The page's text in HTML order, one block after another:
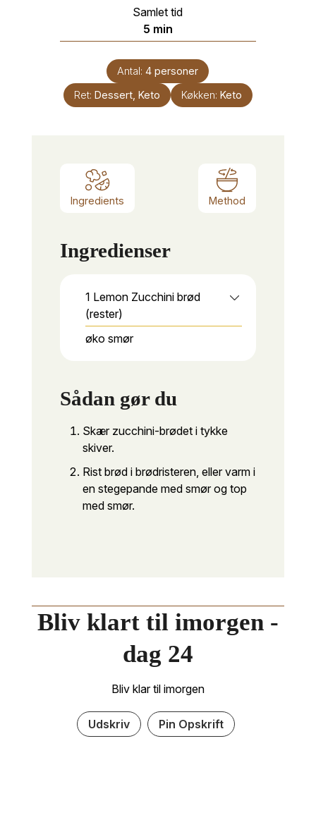
Samlet tid
5minutter
min
Antal:4 personer
Ret: Dessert, Keto Køkken: Keto
Ingredients Method
Ingredienser
1 Lemon Zucchini brød
(rester)
øko smør
Sådan gør du
Skær zucchini-brødet i tykke
skiver.
Rist brød i brødristeren, eller varm i
en stegepande med smør og top
med smør.
Bliv klart til imorgen -
dag 24
Bliv klar til imorgen
Udskriv Pin Opskrift